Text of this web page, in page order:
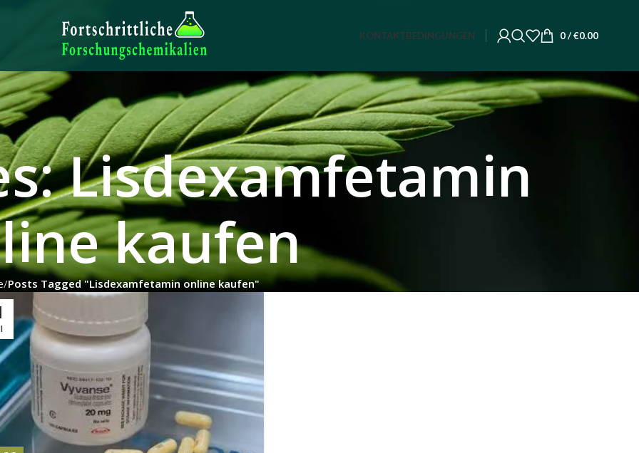
KONTAKTBEDINGUNGEN 0/ €0.00
Lisdexamfetamin
kaufen
Posts Tagged "Lisdexamfetamin online kaufen"